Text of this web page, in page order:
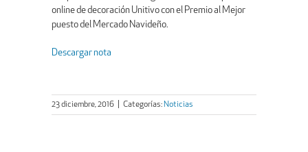
online de decoración Unitivo con el Premio al Mejor
puesto del Mercado Navideño.
Descargar nota
23 diciembre, 2016 Categorías: Noticias